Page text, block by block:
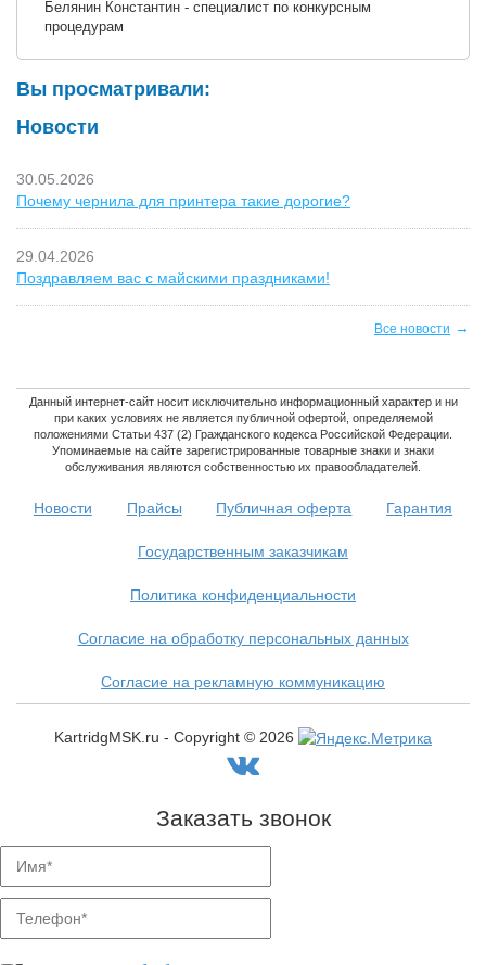
Белянин Константин - специалист по конкурсным
процедурам
Вы просматривали:
Новости
30.05.2026
Почему чернила для принтера такие дорогие?
29.04.2026
Поздравляем вас с майскими праздниками!
Все новости →
Данный интернет-сайт носит исключительно информационный характер и ни
при каких условиях не является публичной офертой, определяемой
положениями Статьи 437 (2) Гражданского кодекса Российской Федерации.
Упоминаемые на сайте зарегистрированные товарные знаки и знаки
обслуживания являются собственностью их правообладателей.
Новости Прайсы Публичная оферта Гарантия
Государственным заказчикам
Политика конфиденциальности
Согласие на обработку персональных данных
Согласие на рекламную коммуникацию
KartridgMSK.ru - Copyright © 2026
Заказать звонок